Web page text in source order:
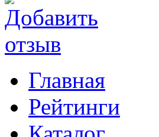
Главная
Рейтинги